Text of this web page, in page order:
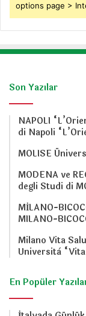
options page >
Son Yazılar
NAPOLI
di Napoli
MOLISE
MODENA ve
degli Studi di
MİLANO-
MILANO-
Milano Vita
Università
En Popüler